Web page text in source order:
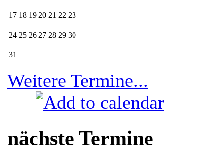
17 18 19 20 21 22 23
24 25 26 27 28 29 30
31
Weitere Termine...
nächste Termine